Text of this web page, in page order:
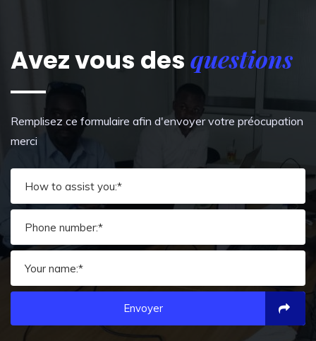
Avez vous desquestions
Remplisez ce formulaire afin d'envoyer votre préocupation
merci
Envoyer